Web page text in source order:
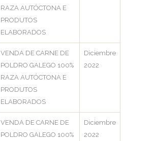
RAZA AUTÓCTONA E
PRODUTOS
ELABORADOS
VENDA DE CARNE DE
POLDRO GALEGO 100%
RAZA AUTÓCTONA E
PRODUTOS
ELABORADOS
Diciembre
2022
VENDA DE CARNE DE
POLDRO GALEGO 100%
Diciembre
2022